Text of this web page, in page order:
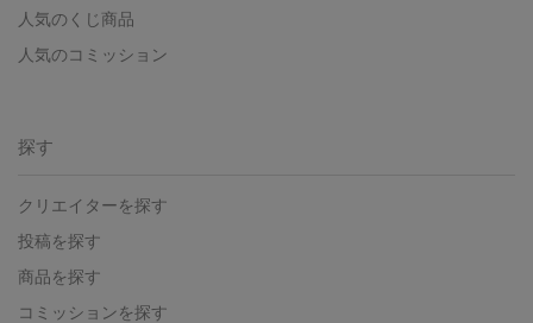
人気のくじ商品
人気のコミッション
探す
クリエイターを探す
投稿を探す
商品を探す
コミッションを探す